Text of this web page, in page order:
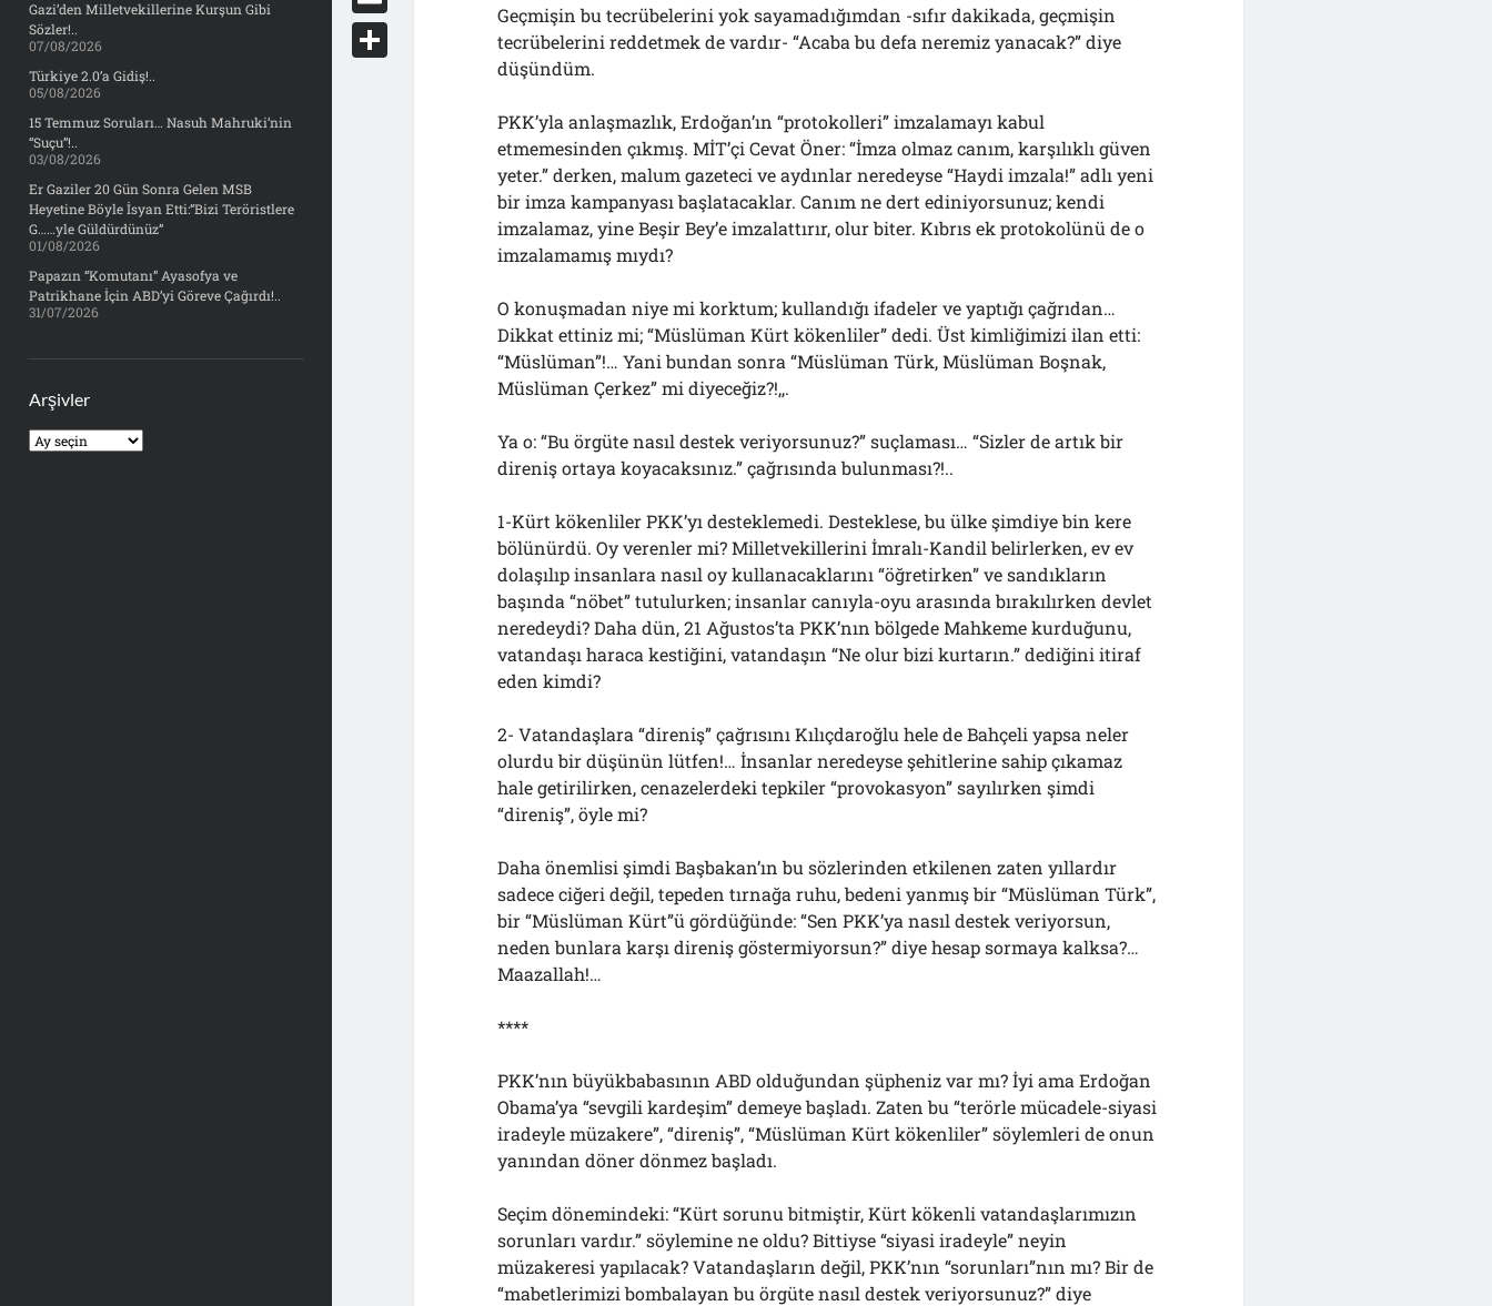
Gazi’den Milletvekillerine Kurşun Gibi
Sözler!..
07/08/2026
Türkiye 2.0’a Gidiş!..
05/08/2026
15 Temmuz Soruları… Nasuh Mahruki’nin
“Suçu”!..
03/08/2026
Er Gaziler 20 Gün Sonra Gelen MSB
Heyetine Böyle İsyan Etti:“Bizi Teröristlere
G……yle Güldürdünüz”
01/08/2026
Papazın “Komutanı” Ayasofya ve
Patrikhane İçin ABD’yi Göreve Çağırdı!..
31/07/2026
Arşivler
Arşivler
Geçmişin bu tecrübelerini yok sayamadığımdan -sıfır dakikada, geçmişin
tecrübelerini reddetmek de vardır- “Acaba bu defa neremiz yanacak?” diye
düşündüm.
PKK’yla anlaşmazlık, Erdoğan’ın “protokolleri” imzalamayı kabul
etmemesinden çıkmış. MİT’çi Cevat Öner: “İmza olmaz canım, karşılıklı güven
yeter.” derken, malum gazeteci ve aydınlar neredeyse “Haydi imzala!” adlı yeni
bir imza kampanyası başlatacaklar. Canım ne dert ediniyorsunuz; kendi
imzalamaz, yine Beşir Bey’e imzalattırır, olur biter. Kıbrıs ek protokolünü de o
imzalamamış mıydı?
O konuşmadan niye mi korktum; kullandığı ifadeler ve yaptığı çağrıdan…
Dikkat ettiniz mi; “Müslüman Kürt kökenliler” dedi. Üst kimliğimizi ilan etti:
“Müslüman”!… Yani bundan sonra “Müslüman Türk, Müslüman Boşnak,
Müslüman Çerkez” mi diyeceğiz?!,,.
Ya o: “Bu örgüte nasıl destek veriyorsunuz?” suçlaması… “Sizler de artık bir
direniş ortaya koyacaksınız.” çağrısında bulunması?!..
1-Kürt kökenliler PKK’yı desteklemedi. Desteklese, bu ülke şimdiye bin kere
bölünürdü. Oy verenler mi? Milletvekillerini İmralı-Kandil belirlerken, ev ev
dolaşılıp insanlara nasıl oy kullanacaklarını “öğretirken” ve sandıkların
başında “nöbet” tutulurken; insanlar canıyla-oyu arasında bırakılırken devlet
neredeydi? Daha dün, 21 Ağustos’ta PKK’nın bölgede Mahkeme kurduğunu,
vatandaşı haraca kestiğini, vatandaşın “Ne olur bizi kurtarın.” dediğini itiraf
eden kimdi?
2- Vatandaşlara “direniş” çağrısını Kılıçdaroğlu hele de Bahçeli yapsa neler
olurdu bir düşünün lütfen!… İnsanlar neredeyse şehitlerine sahip çıkamaz
hale getirilirken, cenazelerdeki tepkiler “provokasyon” sayılırken şimdi
“direniş”, öyle mi?
Daha önemlisi şimdi Başbakan’ın bu sözlerinden etkilenen zaten yıllardır
sadece ciğeri değil, tepeden tırnağa ruhu, bedeni yanmış bir “Müslüman Türk”,
bir “Müslüman Kürt”ü gördüğünde: “Sen PKK’ya nasıl destek veriyorsun,
neden bunlara karşı direniş göstermiyorsun?” diye hesap sormaya kalksa?…
Maazallah!…
****
PKK’nın büyükbabasının ABD olduğundan şüpheniz var mı? İyi ama Erdoğan
Obama’ya “sevgili kardeşim” demeye başladı. Zaten bu “terörle mücadele-siyasi
iradeyle müzakere”, “direniş”, “Müslüman Kürt kökenliler” söylemleri de onun
yanından döner dönmez başladı.
Seçim dönemindeki: “Kürt sorunu bitmiştir, Kürt kökenli vatandaşlarımızın
sorunları vardır.” söylemine ne oldu? Bittiyse “siyasi iradeyle” neyin
müzakeresi yapılacak? Vatandaşların değil, PKK’nın “sorunları”nın mı? Bir de
“mabetlerimizi bombalayan bu örgüte nasıl destek veriyorsunuz?” diye
y
db
d
d
o
c
E